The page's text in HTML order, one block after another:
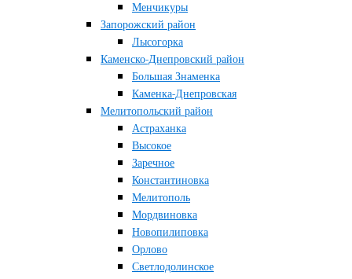
Менчикуры
Запорожский район
Лысогорка
Каменско-Днепровский район
Большая Знаменка
Каменка-Днепровская
Мелитопольский район
Астраханка
Высокое
Заречное
Константиновка
Мелитополь
Мордвиновка
Новопилиповка
Орлово
Светлодолинское